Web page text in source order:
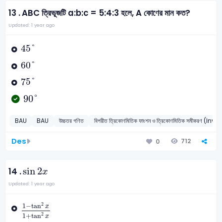
13 .ABC ত্রিভূজটি ‍a:b:c = 5:4:3 হলে, A কোণের মান কত?
Updated: 1 year ago
45°
45°
60°
60°
75°
75°
90°
90°
BAU BAU উচ্চতর গণিত বিপরীত ত্রিকোণমিতিক ফাংশন ও ত্রিকোণমিতিক
Des 0 712
14 .sin 2x
sin 2x
Updated: 1 year ago
1−tan2 x
1+tan2 x
1- tan2